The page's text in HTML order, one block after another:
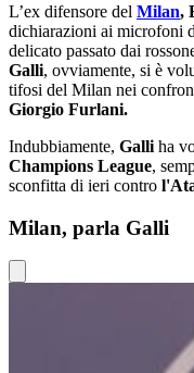
L’ex difensore del Milan,
dichiarazioni ai microfoni
delicato passato dai
Galli, ovviamente, si è
tifosi del Milan nei
Giorgio Furlani.
Indubbiamente, Galli ha
Champions League,
sconfitta di ieri contro
Milan, parla Galli